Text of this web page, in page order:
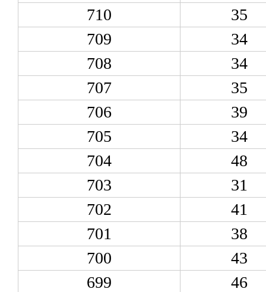
710
35
709
34
708
34
707
35
706
39
705
34
704
48
703
31
702
41
701
38
700
43
699
46